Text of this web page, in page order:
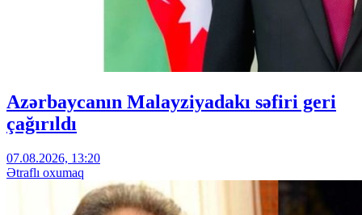
Azərbaycanın Malayziyadakı səfiri geri
çağırıldı
07.08.2026, 13:20
Ətraflı oxumaq